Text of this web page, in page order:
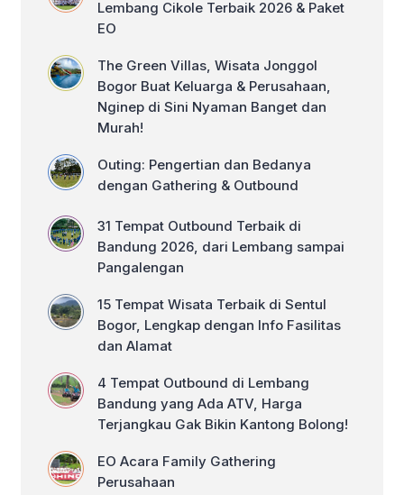
Lembang Cikole Terbaik 2026 & Paket
EO
The Green Villas, Wisata Jonggol
Bogor Buat Keluarga & Perusahaan,
Nginep di Sini Nyaman Banget dan
Murah!
Outing: Pengertian dan Bedanya
dengan Gathering & Outbound
31 Tempat Outbound Terbaik di
Bandung 2026, dari Lembang sampai
Pangalengan
15 Tempat Wisata Terbaik di Sentul
Bogor, Lengkap dengan Info Fasilitas
dan Alamat
4 Tempat Outbound di Lembang
Bandung yang Ada ATV, Harga
Terjangkau Gak Bikin Kantong Bolong!
EO Acara Family Gathering
Perusahaan